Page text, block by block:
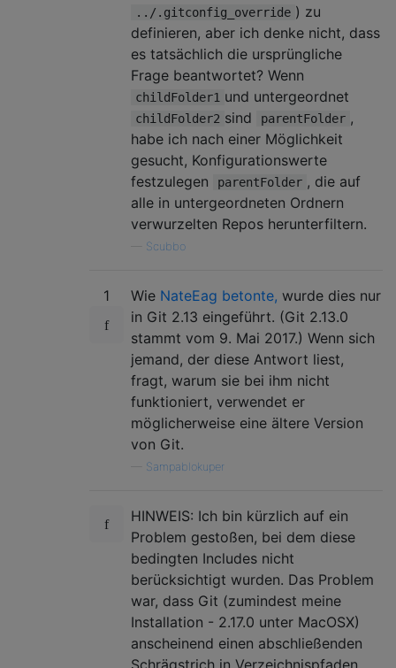
../.gitconfig_override ) zu
definieren, aber ich denke nicht, dass
es tatsächlich die ursprüngliche
Frage beantwortet? Wenn
childFolder1 und untergeordnet
childFolder2 sind parentFolder ,
habe ich nach einer Möglichkeit
gesucht, Konfigurationswerte
festzulegen
parentFolder , die auf
alle in untergeordneten Ordnern
verwurzelten Repos herunterfiltern.
Scubbo
1 Wie NateEag betonte, wurde dies nur
in Git 2.13 eingeführt. (Git 2.13.0
stammt vom 9. Mai 2017.) Wenn sich
jemand, der diese Antwort liest,
fragt, warum sie bei ihm nicht
funktioniert, verwendet er
möglicherweise eine ältere Version
von Git.
Sampablokuper
HINWEIS: Ich bin kürzlich auf ein
Problem gestoßen, bei dem diese
bedingten Includes nicht
berücksichtigt wurden. Das Problem
war, dass Git (zumindest meine
Installation - 2.17.0 unter MacOSX)
anscheinend einen abschließenden
Schrägstrich in Verzeichnispfaden